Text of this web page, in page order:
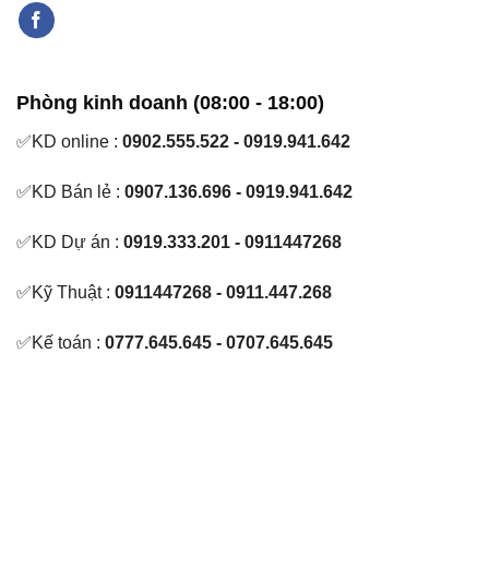
Phòng kinh doanh (08:00 - 18:00)
✅KD online : 0902.555.522 - 0919.941.642
✅KD Bán lẻ : 0907.136.696 - 0919.941.642
✅KD Dự án : 0919.333.201 - 0911447268
✅Kỹ Thuật : 0911447268 - 0911.447.268
✅Kế toán : 0777.645.645 - 0707.645.645